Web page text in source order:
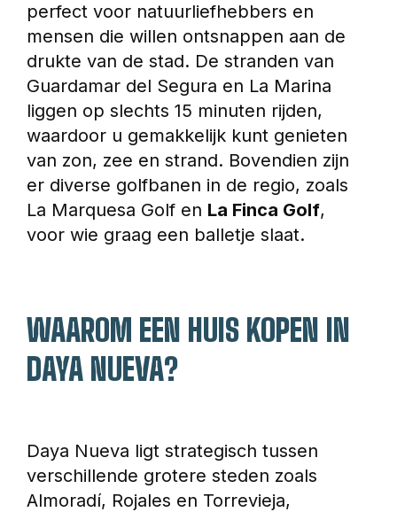
perfect voor natuurliefhebbers en
mensen die willen ontsnappen aan de
drukte van de stad. De stranden van
Guardamar del Segura en La Marina
liggen op slechts 15 minuten rijden,
waardoor u gemakkelijk kunt genieten
van zon, zee en strand. Bovendien zijn
er diverse golfbanen in de regio, zoals
La Marquesa Golf en La Finca Golf,
voor wie graag een balletje slaat.
WAAROM EEN HUIS KOPEN IN
DAYA NUEVA?
Daya Nueva ligt strategisch tussen
verschillende grotere steden zoals
Almoradí, Rojales en Torrevieja,